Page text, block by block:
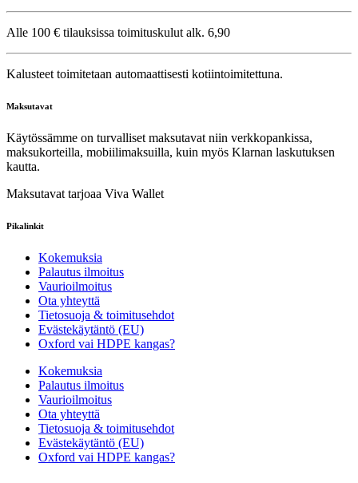
Alle 100 € tilauksissa toimituskulut alk. 6,90
Kalusteet toimitetaan automaattisesti kotiintoimitettuna.
Maksutavat
Käytössämme on turvalliset maksutavat niin verkkopankissa,
maksukorteilla, mobiilimaksuilla, kuin myös Klarnan laskutuksen
kautta.
Maksutavat tarjoaa Viva Wallet
Pikalinkit
Kokemuksia
Palautus ilmoitus
Vaurioilmoitus
Ota yhteyttä
Tietosuoja & toimitusehdot
Evästekäytäntö (EU)
Oxford vai HDPE kangas?
Kokemuksia
Palautus ilmoitus
Vaurioilmoitus
Ota yhteyttä
Tietosuoja & toimitusehdot
Evästekäytäntö (EU)
Oxford vai HDPE kangas?